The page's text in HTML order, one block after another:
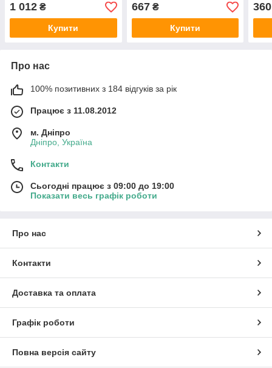
1 012 ₴
Купити
667₴
Купити
360
Про нас
100% позитивних з 184 відгуків за рік
Працює з 11.08.2012
м. Дніпро
Дніпро, Україна
Контакти
Сьогодні працює з 09:00 до 19:00
Показати весь графік роботи
Про нас
Контакти
Доставка та оплата
Графік роботи
Повна версія сайту